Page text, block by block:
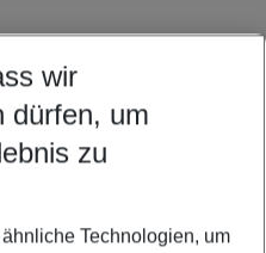
Wünschen
Nächte
wir
dürfen, um
zu
Technologien, um